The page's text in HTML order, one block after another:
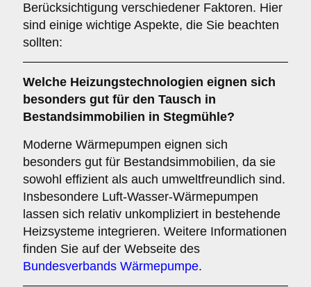
Berücksichtigung verschiedener Faktoren. Hier
sind einige wichtige Aspekte, die Sie beachten
sollten:
Welche Heizungstechnologien eignen sich
besonders gut für den Tausch in
Bestandsimmobilien in Stegmühle?
Moderne Wärmepumpen eignen sich
besonders gut für Bestandsimmobilien, da sie
sowohl effizient als auch umweltfreundlich sind.
Insbesondere Luft-Wasser-Wärmepumpen
lassen sich relativ unkompliziert in bestehende
Heizsysteme integrieren. Weitere Informationen
finden Sie auf der Webseite des
Bundesverbands Wärmepumpe.